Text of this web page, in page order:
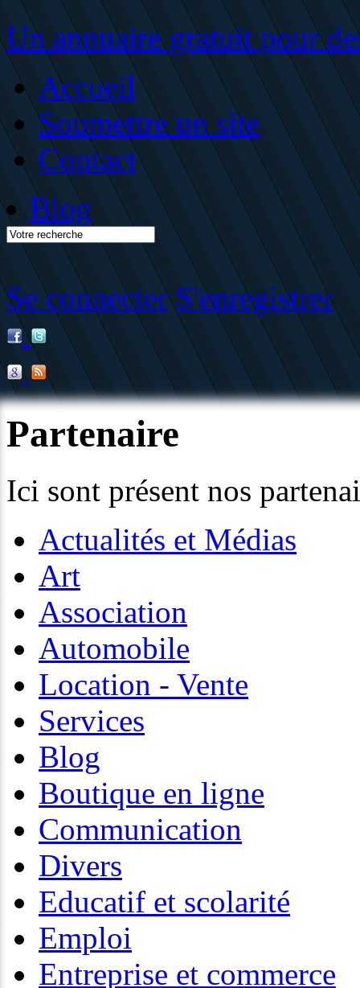
Un annuaire gratuit pour
Accueil
Soumettre un site
Contact
Blog
Se connecter S'enregistrer
Partenaire
Ici sont présent nos
Actualités et Médias
Art
Association
Automobile
Location - Vente
Services
Blog
Boutique en ligne
Communication
Divers
Educatif et scolarité
Emploi
Entreprise et commerce